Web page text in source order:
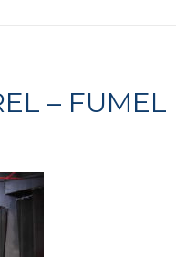
– FUMEL